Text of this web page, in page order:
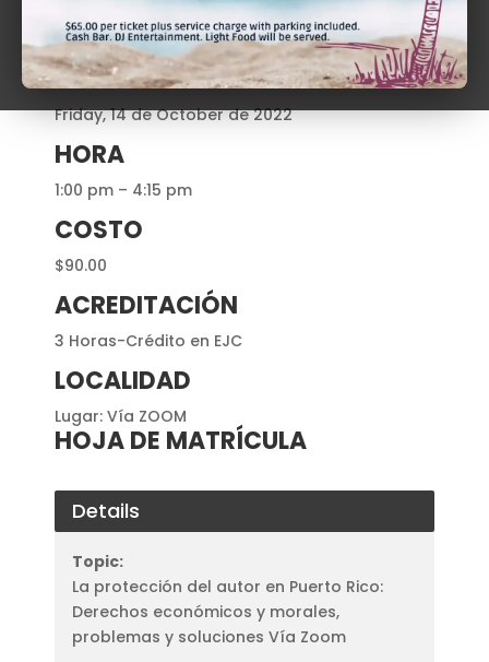
Profa. María T. Szendrey Ramos
DÍA
Friday, 14 de October de 2022
HORA
1:00 pm – 4:15 pm
COSTO
$90.00
ACREDITACIÓN
3 Horas-Crédito en EJC
LOCALIDAD
Lugar: Vía ZOOM
HOJA DE MATRÍCULA
Details
Topic:
La protección del autor en Puerto Rico:
Derechos económicos y morales,
problemas y soluciones Vía Zoom